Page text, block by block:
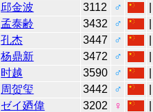
邱金波 3112 ♂
孟泰齢 3432 ♂
孔杰 3447 ♂
杨鼎新 3472 ♂
时越 3590 ♂
周贺玺 3442 ♂
ゼイ廼偉 3202 ♀